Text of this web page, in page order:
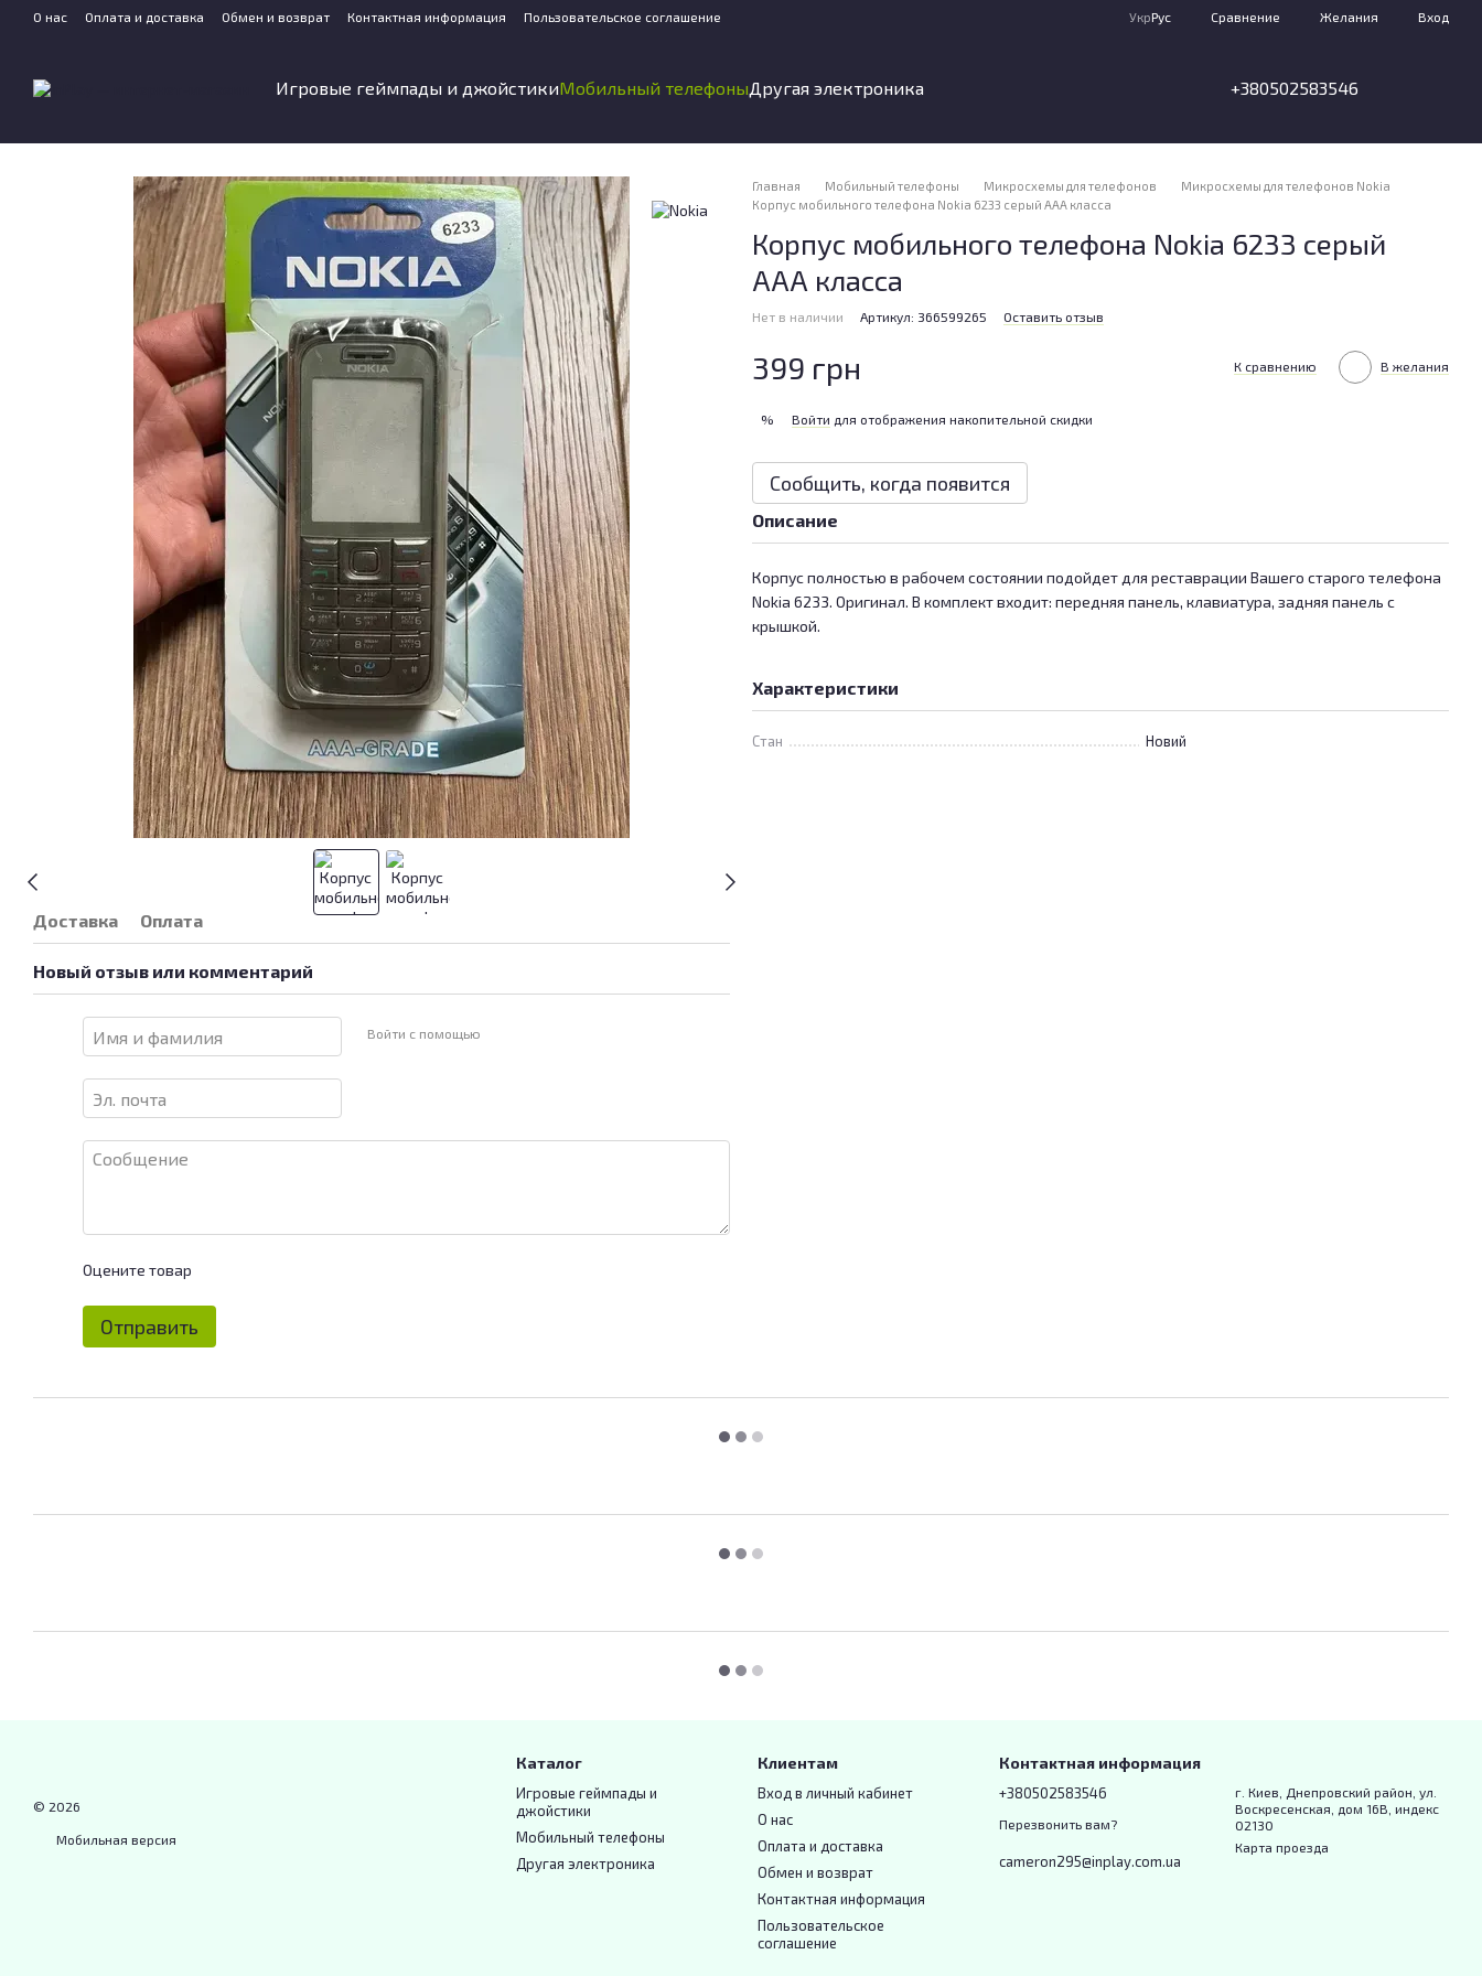
Перейти к основному контенту
О нас Оплата и доставка Обмен и возврат Контактная информация Пользовательское соглашение УкрРус Сравнение Желания Вход
Игровые геймпады и джойстикиМобильный телефоныДругая электроника +380502583546
Доставка Оплата
Новый отзыв или комментарий
Войти с помощью
Оцените товар
Отправить
Главная Мобильный телефоны Микросхемы для телефонов
Микросхемы для телефонов Nokia
Корпус мобильного телефона Nokia 6233 серый ААА класса
Корпус мобильного телефона Nokia 6233 серый
ААА класса
Нет в наличии Артикул: 366599265 Оставить отзыв
399 грн К сравнению В желания
% Войти для отображения накопительной скидки
Сообщить, когда появится
Описание
Корпус полностью в рабочем состоянии подойдет для реставрации Вашего старого телефона
Nokia 6233. Оригинал. В комплект входит: передняя панель, клавиатура, задняя панель с
крышкой.
Характеристики
Стан Новий
© 2026
Мобильная версия
Каталог
Игровые геймпады и
джойстики
Мобильный телефоны
Другая электроника
Клиентам
Вход в личный кабинет
О нас
Оплата и доставка
Обмен и возврат
Контактная информация
Пользовательское
соглашение
Контактная информация
+380502583546
Перезвонить вам?
cameron295@inplay.com.ua
г. Киев, Днепровский район, ул.
Воскресенская, дом 16В, индекс
02130
Карта проезда